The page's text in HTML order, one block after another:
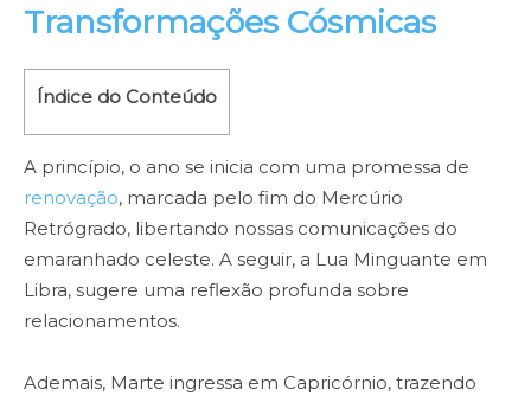
Transformações Cósmicas
Índice do Conteúdo
A princípio, o ano se inicia com uma promessa de
renovação, marcada pelo fim do Mercúrio
Retrógrado, libertando nossas comunicações do
emaranhado celeste. A seguir, a Lua Minguante em
Libra, sugere uma reflexão profunda sobre
relacionamentos.
Ademais, Marte ingressa em Capricórnio, trazendo